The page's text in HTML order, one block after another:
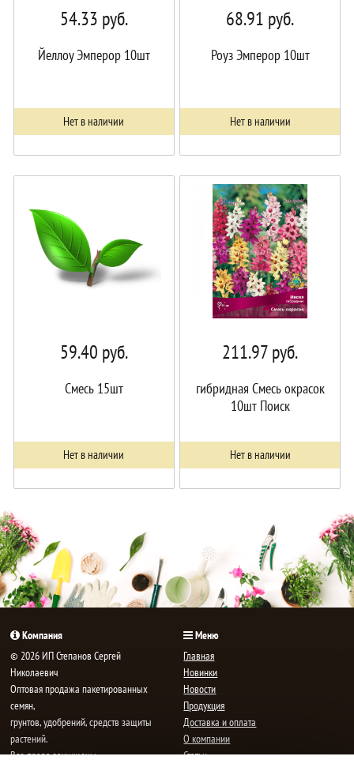
54.33 руб.
Йеллоу Эмперор 10шт
Нет в наличии
68.91 руб.
Роуз Эмперор 10шт
Нет в наличии
59.40 руб.
Смесь 15шт
Нет в наличии
211.97руб.
гибридная Смесь окрасок
10шт Поиск
Нет в наличии
Компания
© 2026 ИП Степанов Сергей
Николаевич
Oптовая продажа пакетированных
семян,
грунтов, удобрений, средств защиты
растений.
Все права защищены.
Меню
Главная
Новинки
Новости
Продукция
Доставка и оплата
О компании
Статьи